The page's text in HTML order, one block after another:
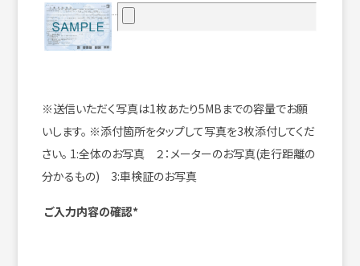
※送信いただく写真は1枚あたり5MBまでの容量でお願
いします。 ※添付箇所をタップして写真を3枚添付してくだ
さい。 1:全体のお写真 ２：メーターのお写真(走行距離の
分かるもの) 3:車検証のお写真
ご入力内容の確認*